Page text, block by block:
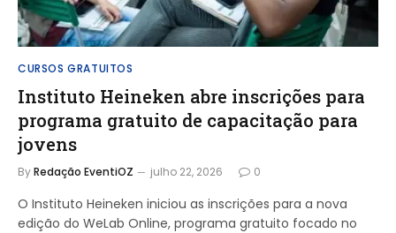
CURSOS GRATUITOS
Instituto Heineken abre inscrições para
programa gratuito de capacitação para
jovens
ByRedação EventiOZ julho 22, 2026 0
O Instituto Heineken iniciou as inscrições para a nova
edição do WeLab Online, programa gratuito focado no